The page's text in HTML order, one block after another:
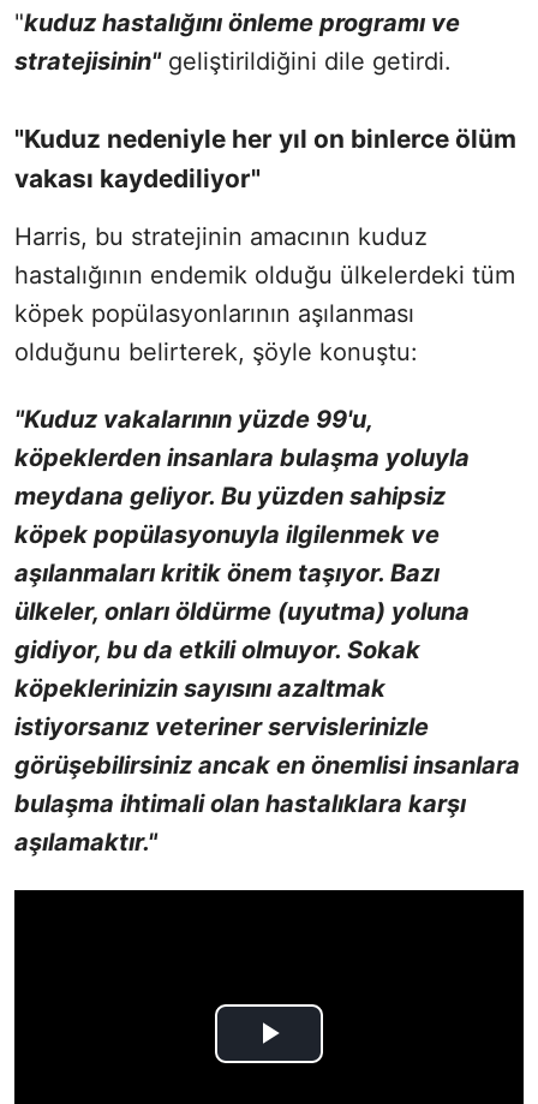
"kuduz hastalığını önleme programı ve
stratejisinin"geliştirildiğini dile getirdi.
"Kuduz nedeniyle her yıl on binlerce ölüm
vakası kaydediliyor"
Harris, bu stratejinin amacının kuduz
hastalığının endemik olduğu ülkelerdeki tüm
köpek popülasyonlarının aşılanması
olduğunu belirterek, şöyle konuştu:
"Kuduz vakalarının yüzde 99'u,
köpeklerden insanlara bulaşma yoluyla
meydana geliyor. Bu yüzden sahipsiz
köpek popülasyonuyla ilgilenmek ve
aşılanmaları kritik önem taşıyor. Bazı
ülkeler, onları öldürme (uyutma) yoluna
gidiyor, bu da etkili olmuyor. Sokak
köpeklerinizin sayısını azaltmak
istiyorsanız veteriner servislerinizle
görüşebilirsiniz ancak en önemlisi insanlara
bulaşma ihtimali olan hastalıklara karşı
aşılamaktır."